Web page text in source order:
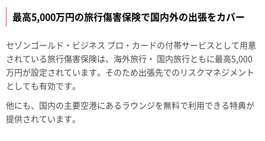
最高5,000万円の旅行傷害保険で国内外の出張をカバー
セゾンゴールド・ビジネス プロ・カードの付帯サービスとして用意
されている旅行傷害保険は、海外旅行・ 国内旅行ともに最高5,000
万円が設定されています。そのため出張先でのリスクマネジメント
としても有効です。
他にも、国内の主要空港にあるラウンジを無料で利用できる特典が
提供されています。